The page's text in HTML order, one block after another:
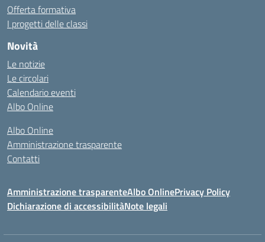
Offerta formativa
I progetti delle classi
Novità
Le notizie
Le circolari
Calendario eventi
Albo Online
Albo Online
Amministrazione trasparente
Contatti
Amministrazione trasparenteAlbo OnlinePrivacy Policy
Dichiarazione di accessibilitàNote legali